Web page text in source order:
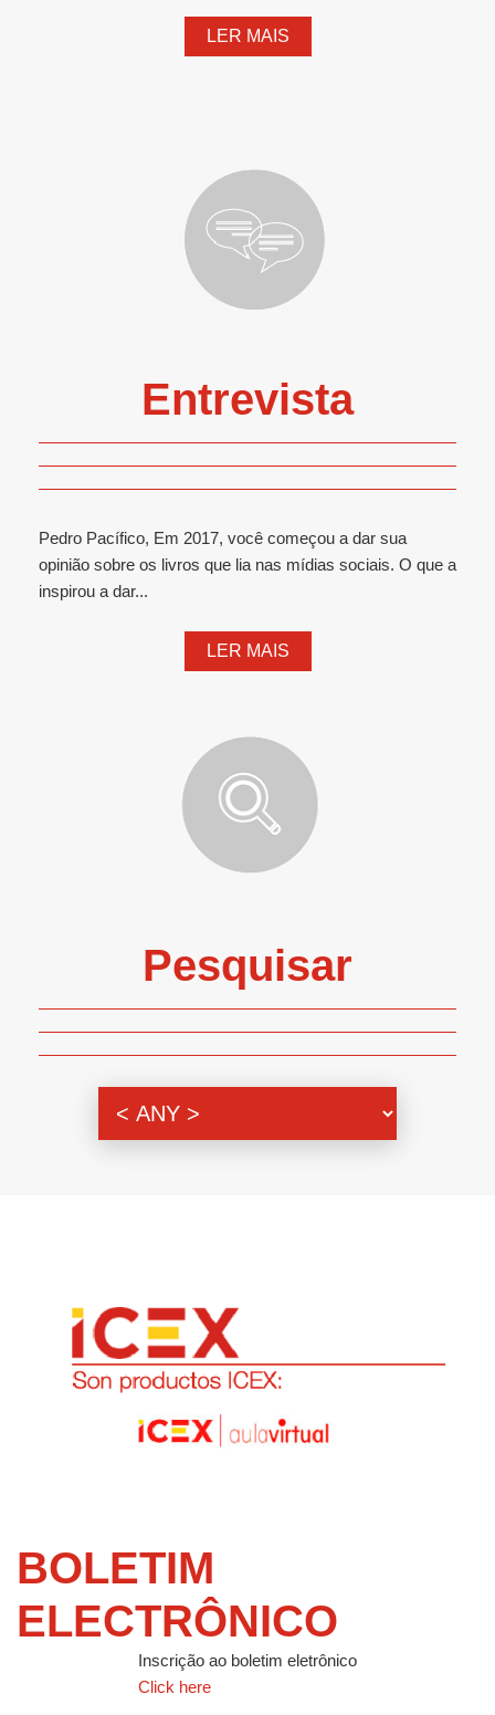
LER MAIS
Entrevista
Pedro Pacífico, Em 2017, você começou a dar sua
opinião sobre os livros que lia nas mídias sociais. O que a
inspirou a dar...
LER MAIS
Pesquisar
BOLETIM
ELECTRÔNICO
Inscrição ao boletim eletrônico
Click here